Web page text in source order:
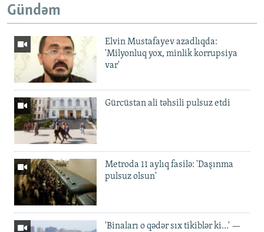
Gündəm
Elvin Mustafayev azadlıqda:
'Milyonluq yox, minlik korrupsiya
var'
Gürcüstan ali təhsili pulsuz etdi
Metroda 11 aylıq fasilə: 'Daşınma
pulsuz olsun'
'Binaları o qədər sıx tikiblər ki...' —